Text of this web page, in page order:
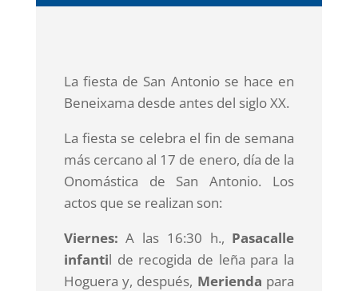
La fiesta de San Antonio se hace en
Beneixama desde antes del siglo XX.
La fiesta se celebra el fin de semana
más cercano al 17 de enero, día de la
Onomástica de San Antonio. Los
actos que se realizan son:
Viernes: A las 16:30 h., Pasacalle
infantil de recogida de leña para la
Hoguera y, después, Merienda para